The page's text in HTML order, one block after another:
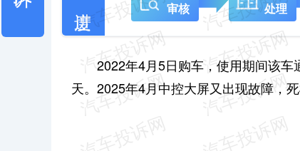
审核
处理
2022年4月5日购车，使用期间该
天。2025年4月中控大屏又出现故障，